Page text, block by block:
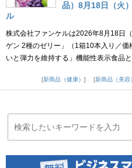
品）8月18日（火
ル
株式会社ファンケルは2026年8月18日
ゲン 2種のゼリー」（1箱10本入り／
いと弾力を維持する」機能性表示食品
新商品（健康）
新商品（美容